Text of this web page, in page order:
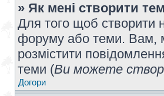
» Як мені створити
Для того щоб створити
форуму або теми. Вам,
розмістити
теми (Ви можете
Догори